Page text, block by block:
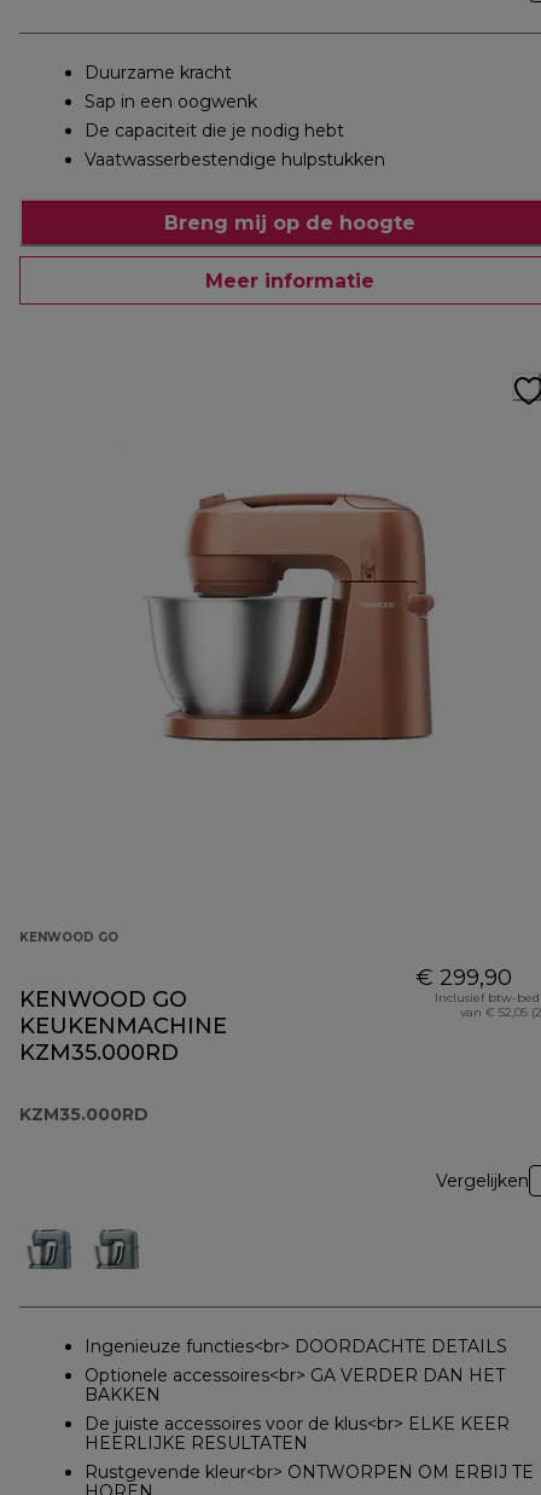
Duurzame kracht
Sap in een oogwenk
De capaciteit die je nodig hebt
Vaatwasserbestendige hulpstukken
Breng mij op de hoogte
Meer informatie
KENWOOD GO
KENWOOD GO
KEUKENMACHINE
KZM35.000RD
KZM35.000RD
€ 299,90
Inclusief btw-
van € 52,05
Vergelijken
Ingenieuze functies<br> DOORDACHTE DETAILS
Optionele accessoires<br> GA VERDER DAN HET
BAKKEN
De juiste accessoires voor de klus<br> ELKE KEER
HEERLIJKE RESULTATEN
Rustgevende kleur<br> ONTWORPEN OM ERBIJ TE